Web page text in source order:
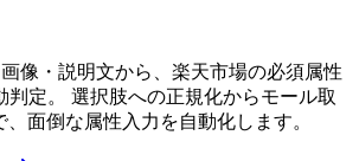
像・説明文から、楽天市場の必須属性
定。 選択肢への正規化からモール取
面倒な属性入力を自動化します。